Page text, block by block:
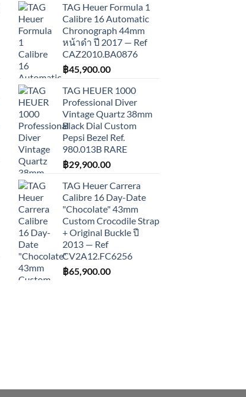
TAG Heuer Formula 1
Calibre 16 Automatic
Chronograph 44mm
หน้าดำ ปี 2017 — Ref
CAZ2010.BA0876
฿45,900.00
TAG HEUER 1000
Professional Diver
Vintage Quartz 38mm
Black Dial Custom
Pepsi Bezel Ref.
980.013B RARE
฿29,900.00
TAG Heuer Carrera
Calibre 16 Day-Date
"Chocolate" 43mm
Custom Crocodile Strap
+ Original Buckle ปี
2013 — Ref
CV2A12.FC6256
฿65,900.00